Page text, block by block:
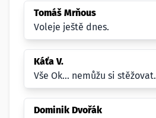
Tomáš Mrňous
Voleje ještě dnes.
Káťa V.
Vše Ok... nemůžu si stěžovat.
Dominik Dvořák